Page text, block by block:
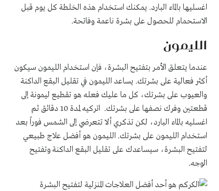
اغسليها بالماء البارد. يمكنك استخدام هذه الخلطة كل يوم قبل
الاستحمام للحصول على بشرة ناعمة وفاتحة.
الليمون
عندما يتعلق الأمر بتفتيح البشرة، فإن استخدام الليمون سيكون
أكثر فعالية على بشرتك. يساعد الليمون في تقليل البقع الداكنة
والعيوب على بشرتك، كل ما عليك فعله هو تقطيع ليمونة إلى
قطعتين وفرك نصفها على بشرتك. اتركيه لمدة 10 دقائق ثم
اغسليه بالماء البارد، لكن تذكري ألا تتعرضي إلى الشمس فوراً بعد
استخدام الليمون على بشرتك. الليمون هو أفضل علاج طبيعي
لتفتيح البشرة، سيساعدك على تقليل البقع الداكنة وتفتيح
الوجه.